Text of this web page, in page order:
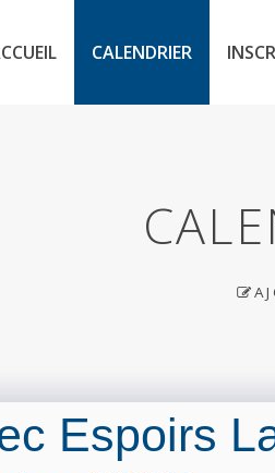
CALENDRIER
Espoirs